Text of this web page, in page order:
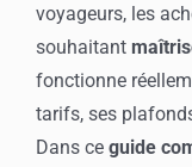
voyageurs, les
souhaitant
fonctionne
tarifs, ses
Dans ce guide